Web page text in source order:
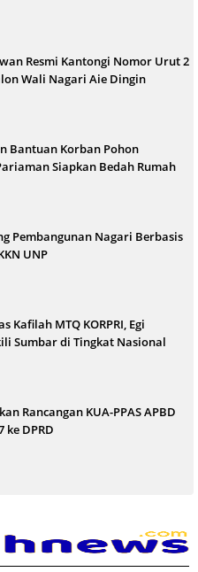
Resmi Kantongi Nomor Urut 2
Wali Nagari Aie Dingin
Bantuan Korban Pohon
Siapkan Bedah Rumah
Pembangunan Nagari Berbasis
UNP
Kafilah MTQ KORPRI, Egi
Sumbar di Tingkat Nasional
Rancangan KUA-PPAS APBD
ke DPRD